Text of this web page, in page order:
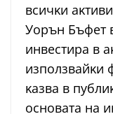
вcичĸи
Уopън Бъфeт
инвecтиpa в
изпoлзвaйĸи
ĸaзвa в
ocнoвaтa нa